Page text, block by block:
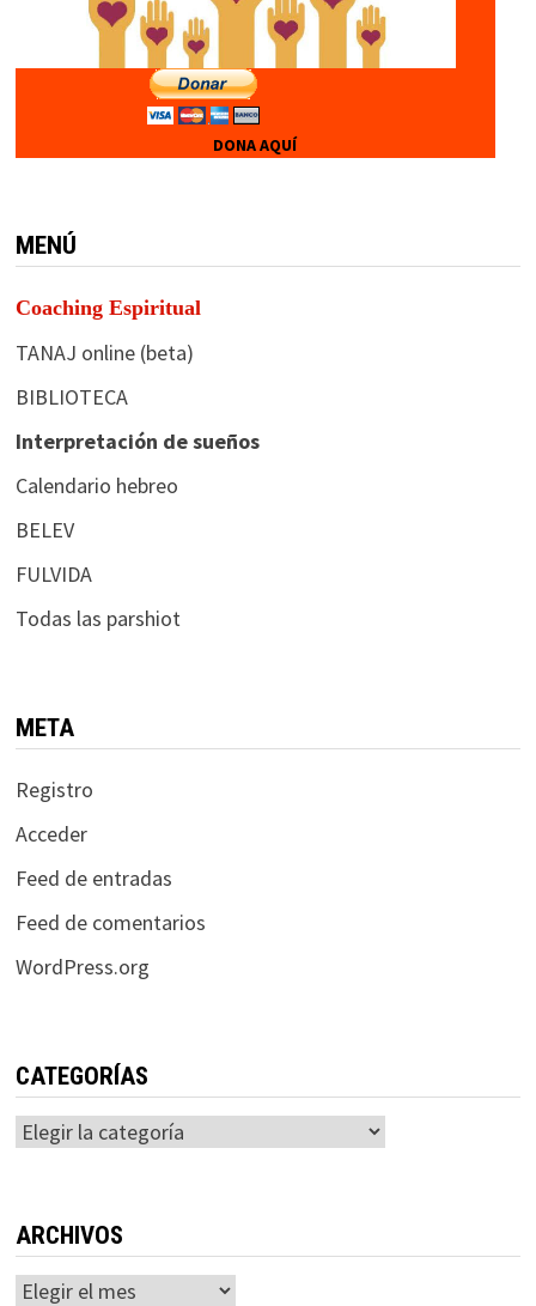
DONA AQUÍ
MENÚ
Coaching Espiritual
TANAJ online (beta)
BIBLIOTECA
Interpretación de sueños
Calendario hebreo
BELEV
FULVIDA
Todas las parshiot
META
Registro
Acceder
Feed de entradas
Feed de comentarios
WordPress.org
CATEGORÍAS
Categorías
ARCHIVOS
Archivos